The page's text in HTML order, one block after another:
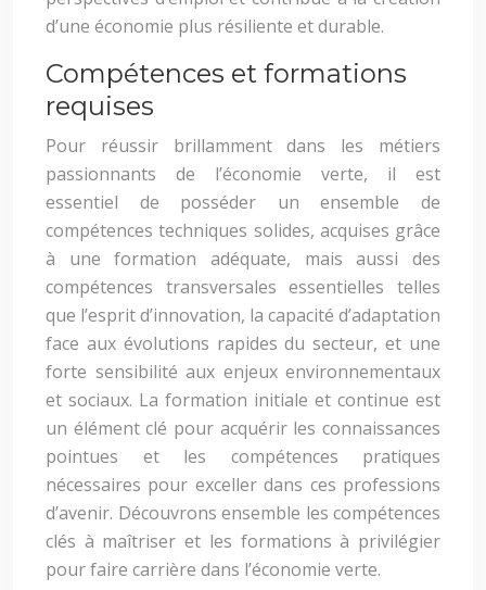
d’une économie plus résiliente et durable.
Compétences et formations
requises
Pour réussir brillamment dans les métiers
passionnants de l’économie verte, il est
essentiel de posséder un ensemble de
compétences techniques solides, acquises grâce
à une formation adéquate, mais aussi des
compétences transversales essentielles telles
que l’esprit d’innovation, la capacité d’adaptation
face aux évolutions rapides du secteur, et une
forte sensibilité aux enjeux environnementaux
et sociaux. La formation initiale et continue est
un élément clé pour acquérir les connaissances
pointues et les compétences pratiques
nécessaires pour exceller dans ces professions
d’avenir. Découvrons ensemble les compétences
clés à maîtriser et les formations à privilégier
pour faire carrière dans l’économie verte.